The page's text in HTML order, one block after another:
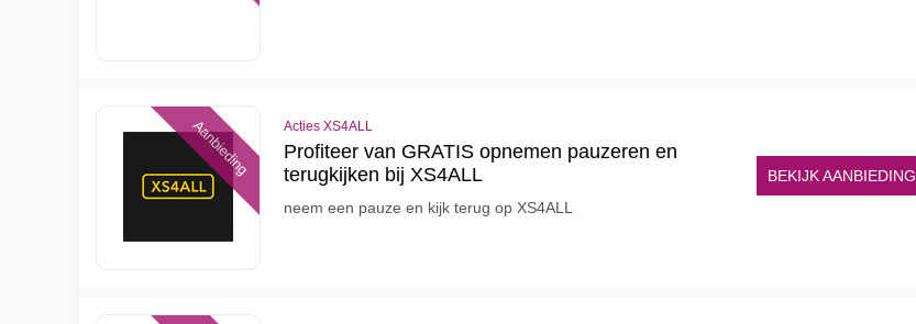
Aanbieding Acties XS4ALL
Profiteer van GRATIS opnemen pauzeren en
terugkijken bij XS4ALL
neem een pauze en kijk terug op XS4ALL
BEKIJK AANBIEDING